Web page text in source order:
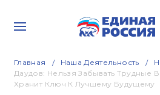
Главная Наша Деятельность
Даудов: Нельзя Забывать Трудные
Хранит Ключ К Лучшему Будущему